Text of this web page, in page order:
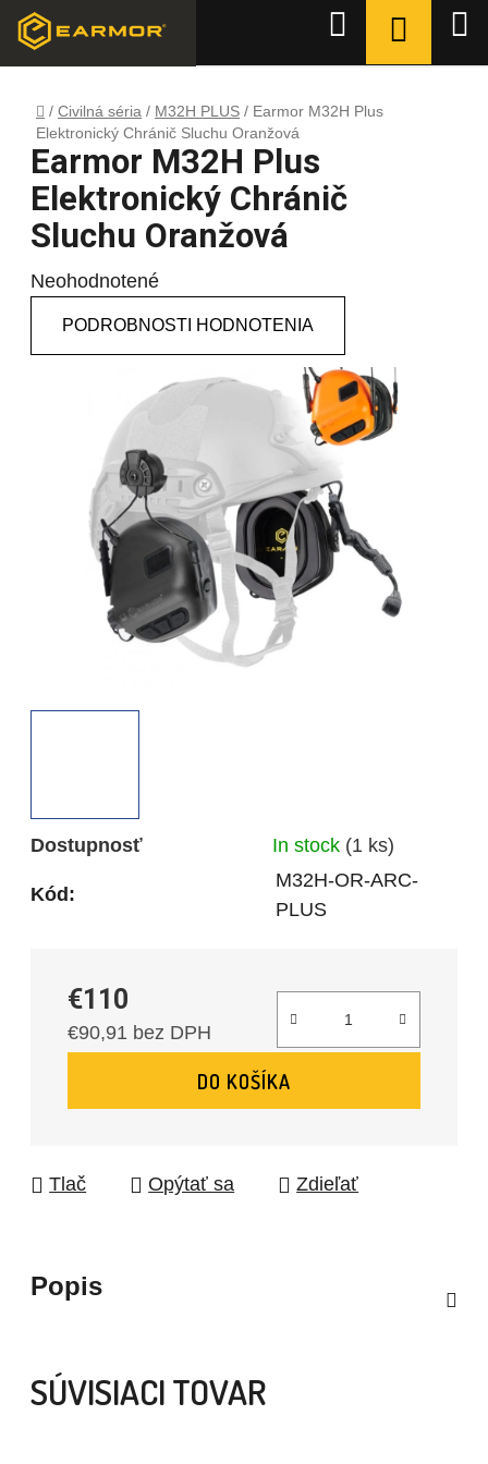
Prejsť
na
obsah
Domov
/ Civilná séria / M32H PLUS / Earmor M32H Plus
Elektronický Chránič Sluchu Oranžová
Dostupnosť In stock (1 ks)
Kód:
M32H-OR-ARC-
PLUS
€110
€90,91 bez DPH
Jednotková cena:DO KOŠÍKA
Tlač Opýtať sa Zdieľať
Earmor M32H Plus
Elektronický Chránič
Sluchu Oranžová
Priemerné
produktu
hviezdičiek.
Neohodnotené
PODROBNOSTI HODNOTENIA
Popis
SÚVISIACI TOVAR